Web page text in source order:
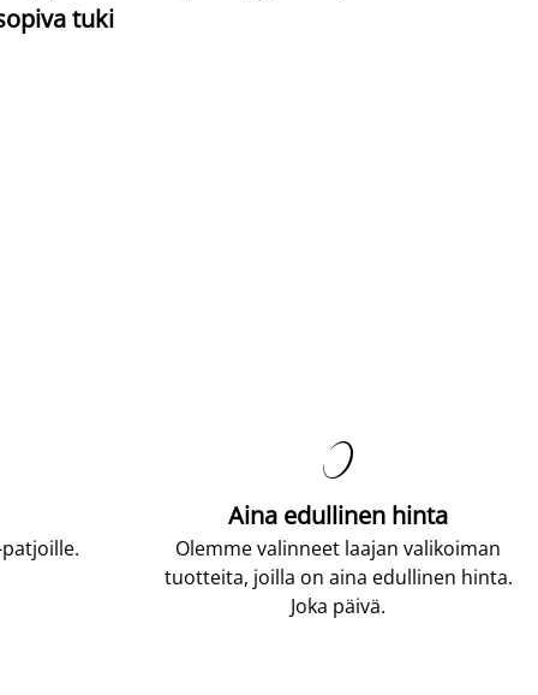
tuki

Aina edullinen hinta
Olemme valinneet laajan valikoiman
tuotteita, joilla on aina edullinen hinta.
Joka päivä.